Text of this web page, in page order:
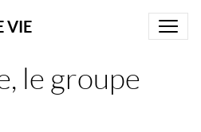
VIE
le groupe